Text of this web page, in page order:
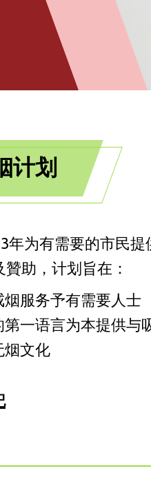
计划
年为有需要的市民
助，计划旨在：
服务予有需要人士
第一语言为本提供与
烟文化